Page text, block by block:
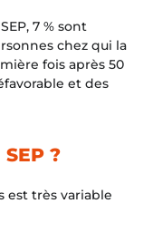
7 % sont
chez qui la
fois après 50
et des
?
est très variable